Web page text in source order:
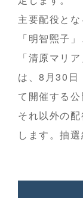
主要配役と
「明智煕子
「清原マリ
は、8月30日
て開催する公
それ以外の
します。抽